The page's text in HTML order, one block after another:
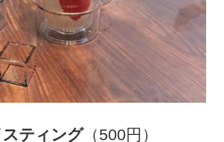
ティング（500円）